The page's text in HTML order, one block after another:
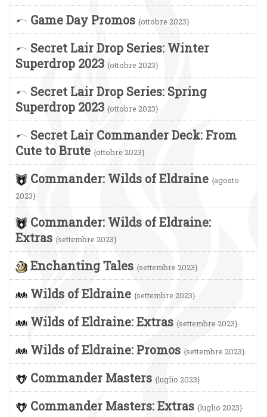
Game Day Promos {ottobre 2023}
Secret Lair Drop Series: Winter
Superdrop 2023 {ottobre 2023}
Secret Lair Drop Series: Spring
Superdrop 2023 {ottobre 2023}
Secret Lair Commander Deck: From
Cute to Brute {ottobre 2023}
Commander: Wilds of Eldraine {agosto
2023}
Commander: Wilds of Eldraine:
Extras {settembre 2023}
Enchanting Tales {settembre 2023}
Wilds of Eldraine {settembre 2023}
Wilds of Eldraine: Extras {settembre 2023}
Wilds of Eldraine: Promos {settembre 2023}
Commander Masters {luglio 2023}
Commander Masters: Extras {luglio 2023}